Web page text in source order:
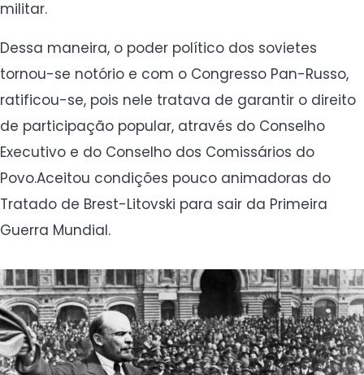
militar.
Dessa maneira, o poder político dos sovietes
tornou-se notório e com o Congresso Pan-Russo,
ratificou-se, pois nele tratava de garantir o direito
de participação popular, através do Conselho
Executivo e do Conselho dos Comissários do
Povo.Aceitou condições pouco animadoras do
Tratado de Brest-Litovski para sair da Primeira
Guerra Mundial.